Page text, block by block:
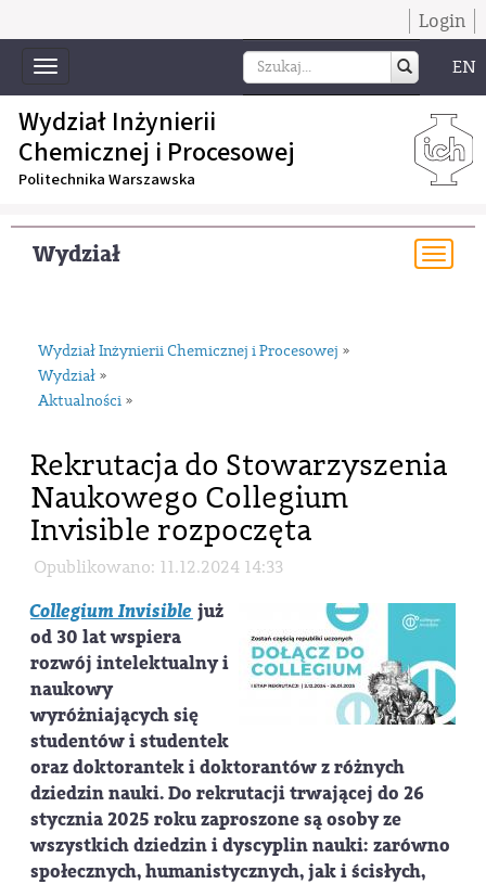
Login
Toggle
navigation
EN
Wydział Inżynierii
Chemicznej i Procesowej
Politechnika Warszawska
Wydział
Wydział Inżynierii Chemicznej i Procesowej »
Wydział »
Aktualności »
Rekrutacja do Stowarzyszenia
Naukowego Collegium
Invisible rozpoczęta
Opublikowano: 11.12.2024 14:33
Collegium Invisible już
od 30 lat wspiera
rozwój intelektualny i
naukowy
wyróżniających się
studentów i studentek
oraz doktorantek i doktorantów z różnych
dziedzin nauki. Do rekrutacji trwającej do 26
stycznia 2025 roku zaproszone są osoby ze
wszystkich dziedzin i dyscyplin nauki: zarówno
społecznych, humanistycznych, jak i ścisłych,